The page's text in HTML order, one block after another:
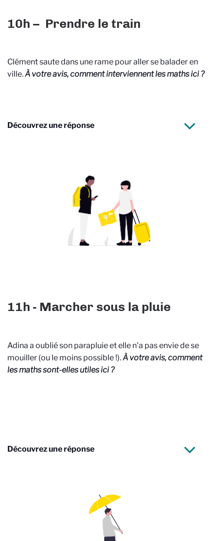
10h – Prendre le train
Clément saute dans une rame pour aller se balader en
ville.À votre avis, comment interviennent les maths ici ?
Découvrez une réponse
11h - Marcher sous la pluie
Adina a oublié son parapluie et elle n'a pas envie de se
mouiller (ou le moins possible !).À votre avis, comment
les maths sont-elles utiles ici ?
Découvrez une réponse